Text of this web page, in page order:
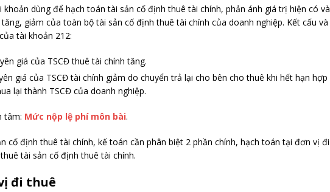
khoản dùng để hạch toán tài sản cố định thuê tài chính, phản ánh giá trị hiện có và
giảm của toàn bộ tài sản cố định thuê tài chính của doanh nghiệp. Kết cấu và
tài khoản 212:
giá của TSCĐ thuê tài chính tăng.
giá của TSCĐ tài chính giảm do chuyển trả lại cho bên cho thuê khi hết hạn hợp
lại thành TSCĐ của doanh nghiệp.
tâm: Mức nộp lệ phí môn bài.
cố định thuê tài chính, kế toán cần phân biệt 2 phần chính, hạch toán tại đơn vị đi
tài sản cố định thuê tài chính.
đi thuê